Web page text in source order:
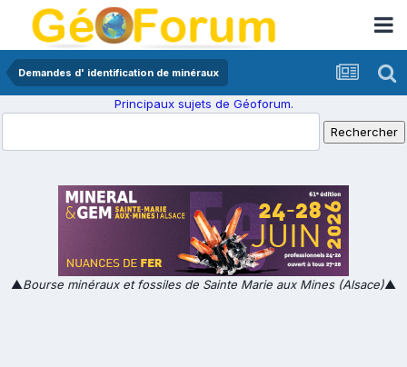
Demandes d' identification de minéraux
Principaux sujets de Géoforum.
▲Bourse minéraux et fossiles de Sainte Marie aux Mines (Alsace)▲